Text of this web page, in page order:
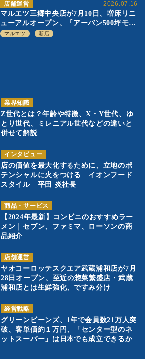
2026.07.16
店舗運営
マルエツ三郷中央店が7月10日、増床リニ
ューアルオープン、「アーバン500坪モデ
ル」の実験を集大成、駅前立地受け、寿
マルエツ 新店
業界知識
Z世代とは？年齢や特徴、X・Y世代、ゆ
とり世代、ミレニアル世代などの違いと
併せて解説
インタビュー
店の価値を最大化するために、立地のポ
テンシャルに火をつける イオンフード
スタイル 平田 炎社長
商品・サービス
【2024年最新】コンビニのおすすめラー
メン｜セブン、ファミマ、ローソンの商
品紹介
店舗運営
ヤオコーロッテスクエア武蔵浦和店が7月
28日オープン、至近の惣菜繁盛店・武蔵
浦和店とは生鮮強化、ですみ分け
経営戦略
グリーンビーンズ、1年で会員数21万人突
破、客単価約１万円、「センター型のネ
ットスーパー」は日本でも成立できるか